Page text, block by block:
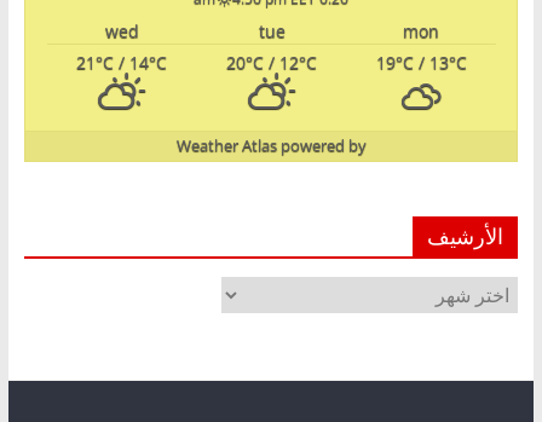
mon
tue
wed
19°C/ 13°C
20°C / 12°C
21°C / 14°C
powered by
Weather Atlas
الأرشيف
الأرشيف